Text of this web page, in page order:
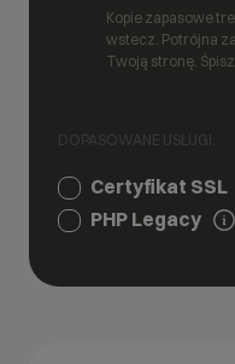
Kopie zapasowe
wstecz. Potrójna
Twoją stronę.
DOPASOWANE USŁUGI:
Certyfikat SSL
PHP Legacy